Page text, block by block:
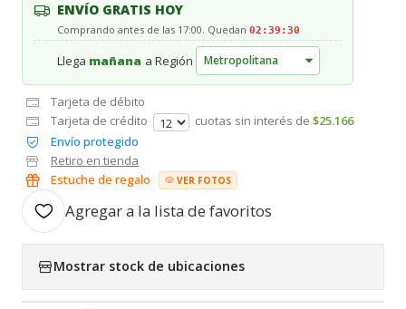
ENVÍO GRATIS HOY
Comprando antes de las 17:00. Quedan 02:39:30
Llega mañana a Región
Tarjeta de débito
Tarjeta de crédito
cuotas sin interés de $25.166
Envío protegido
Retiro en tienda
Estuche de regalo
VER FOTOS
Agregar a la lista de favoritos
Mostrar stock de ubicaciones